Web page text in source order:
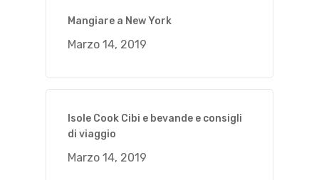
Mangiare a New York
Marzo 14, 2019
Isole Cook Cibi e bevande e consigli
di viaggio
Marzo 14, 2019